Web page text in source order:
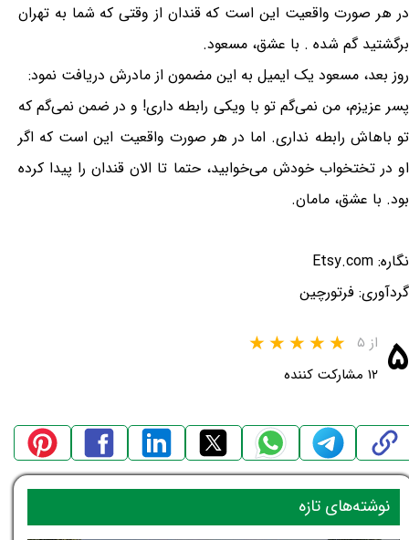
در هر صورت واقعیت این است که قندان از وقتی که شما به تهران
برگشتید گم شده . با عشق، مسعود.
روز بعد، مسعود یک ایمیل به این مضمون از مادرش دریافت نمود:
پسر عزیزم، من نمی‌گم تو با ویکی رابطه داری! و در ضمن نمی‌گم که
تو باهاش رابطه نداری. اما در هر صورت واقعیت این است که اگر
او در تختخواب خودش می‌خوابید، حتما تا الان قندان را پیدا کرده
بود‎. با عشق، مامان.
نگاره: Etsy.com
گردآوری: فرتورچین
۵ از ۵
۱۲ مشارکت کننده
نوشته‌های تازه